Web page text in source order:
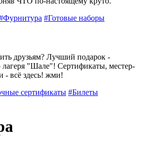
#Готовые наборы
друзьям? Лучший подарок -
лагеря "Шале"! Сертификаты, местер-
- всё здесь! жми!
сертификаты #Билеты